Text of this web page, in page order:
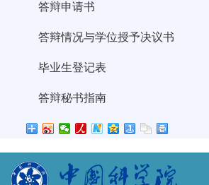
答辩申请书
答辩情况与学位授予决议书
毕业生登记表
答辩秘书指南